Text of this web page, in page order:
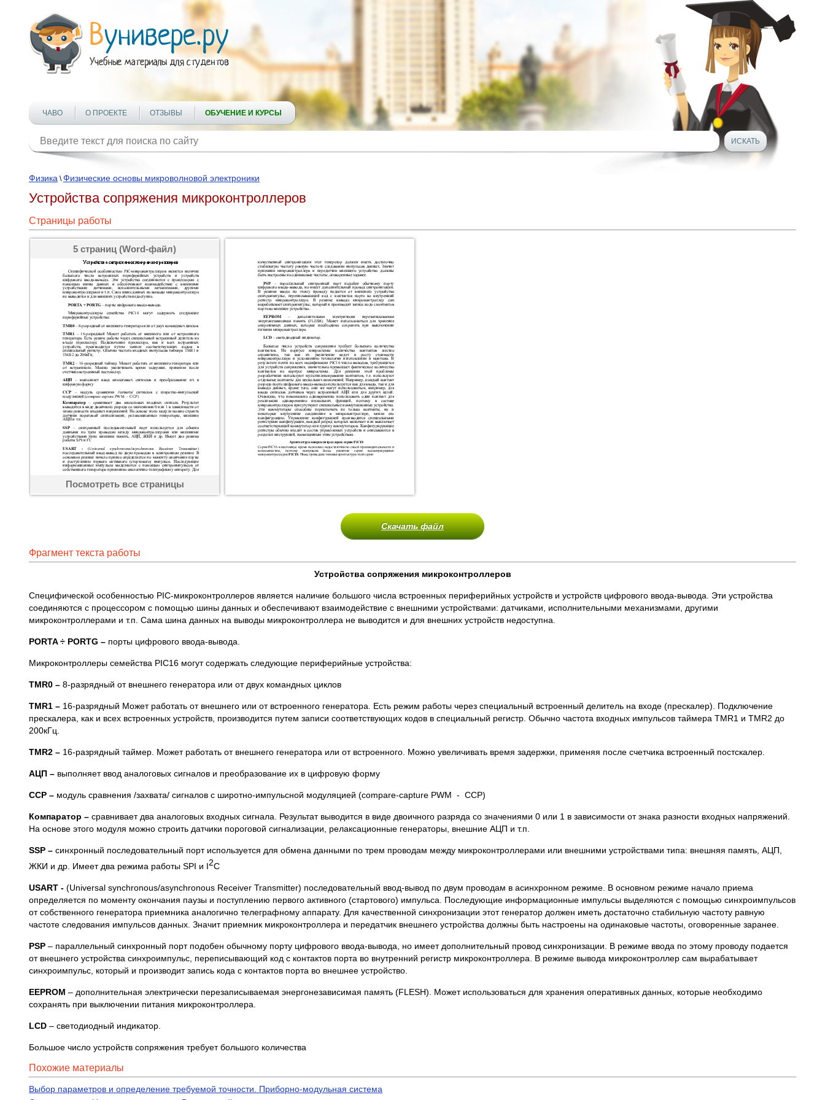
ЧАВО О ПРОЕКТЕ ОТЗЫВЫ ОБУЧЕНИЕ И КУРСЫ
Физика \Физические основы микроволновой электроники
Устройства сопряжения микроконтроллеров
Страницы работы
5 страниц (Word-файл)
Посмотреть все страницы
Скачать файл
Фрагмент текста работы
Устройства сопряжения микроконтроллеров
Специфической особенностью PIC-микроконтроллеров является наличие большого числа встроенных периферийных устройств и устройств цифрового ввода-вывода. Эти устройства
соединяются с процессором с помощью шины данных и обеспечивают взаимодействие с внешними устройствами: датчиками, исполнительными механизмами, другими
микроконтроллерами и т.п. Сама шина данных на выводы микроконтроллера не выводится и для внешних устройств недоступна.
PORTA÷ PORTG – порты цифрового ввода-вывода.
Микроконтроллеры семейства PIC16 могут содержать следующие периферийные устройства:
TMR0 – 8-разрядный от внешнего генератора или от двух командных циклов
TMR1 – 16-разрядный Может работать от внешнего или от встроенного генератора. Есть режим работы через специальный встроенный делитель на входе (прескалер). Подключение
прескалера, как и всех встроенных устройств, производится путем записи соответствующих кодов в специальный регистр. Обычно частота входных импульсов таймера TMR1 и TMR2 до
200кГц.
TMR2 – 16-разрядный таймер. Может работать от внешнего генератора или от встроенного. Можно увеличивать время задержки, применяя после счетчика встроенный постскалер.
АЦП – выполняет ввод аналоговых сигналов и преобразование их в цифровую форму
CCP – модуль сравнения /захвата/ сигналов с широтно-импульсной модуляцией (compare-capture PWM - CCP)
Компаратор – сравнивает два аналоговых входных сигнала. Результат выводится в виде двоичного разряда со значениями 0 или 1 в зависимости от знака разности входных напряжений.
На основе этого модуля можно строить датчики пороговой сигнализации, релаксационные генераторы, внешние АЦП и т.п.
SSP – синхронный последовательный порт используется для обмена данными по трем проводам между микроконтроллерами или внешними устройствами типа: внешняя память, АЦП,
ЖКИ и др. Имеет два режима работы SPI и I2C
USART - (Universal synchronous/asynchronous Receiver Transmitter) последовательный ввод-вывод по двум проводам в асинхронном режиме. В основном режиме начало приема
определяется по моменту окончания паузы и поступлению первого активного (стартового) импульса. Последующие информационные импульсы выделяются с помощью синхроимпульсов
от собственного генератора приемника аналогично телеграфному аппарату. Для качественной синхронизации этот генератор должен иметь достаточно стабильную частоту равную
частоте следования импульсов данных. Значит приемник микроконтроллера и передатчик внешнего устройства должны быть настроены на одинаковые частоты, оговоренные заранее.
PSP – параллельный синхронный порт подобен обычному порту цифрового ввода-вывода, но имеет дополнительный провод синхронизации. В режиме ввода по этому проводу подается
от внешнего устройства синхроимпульс, переписывающий код с контактов порта во внутренний регистр микроконтроллера. В режиме вывода микроконтроллер сам вырабатывает
синхроимпульс, который и производит запись кода с контактов порта во внешнее устройство.
EEPROM – дополнительная электрически перезаписываемая энергонезависимая память (FLESH). Может использоваться для хранения оперативных данных, которые необходимо
сохранять при выключении питания микроконтроллера.
LCD – светодиодный индикатор.
Большое число устройств сопряжения требует большого количества
Похожие материалы
Выбор параметров и определение требуемой точности. Приборно-модульная система